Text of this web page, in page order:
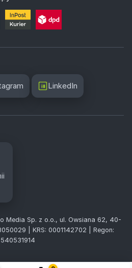
LinkedIn
Media Sp. z o.o., ul. Owsiana 62, 40-
| KRS: 0001142702 | Regon:
540531914